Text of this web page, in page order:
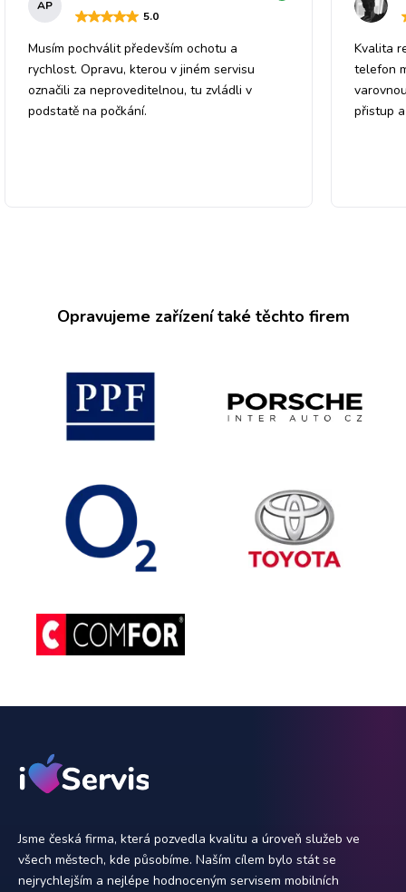
AP
5.0
Musím pochválit především ochotu a
rychlost. Opravu, kterou v jiném servisu
označili za neproveditelnou, tu zvládli v
podstatě na počkání.
Kvalita
telefon
přistup
Opravujeme zařízení také těchto firem
Jsme česká firma, která pozvedla kvalitu a úroveň služeb ve
všech městech, kde působíme. Naším cílem bylo stát se
nejrychlejším a nejlépe hodnoceným servisem mobilních